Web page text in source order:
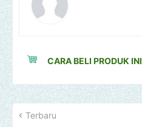
CARA BELI PRODUK INI
Terbaru